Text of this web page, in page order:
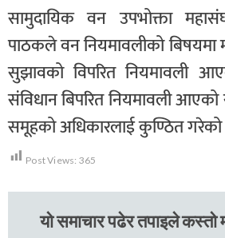
सामुदायिक वन उपभोक्ता
पाठकले वन नियमावलीको
सुझावको विपरित नियमावली
संविधान बिपरित नियमावली
समूहको अधिकारलाई कुण्ठित
Post Views: 365
यो समाचार पढेर तपाइले कस्तो